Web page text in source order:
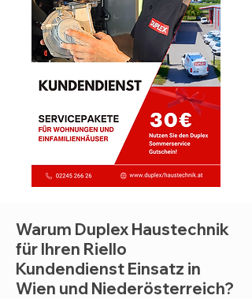
Warum Duplex Haustechnik
für Ihren Riello
Kundendienst Einsatz in
Wien und Niederösterreich?